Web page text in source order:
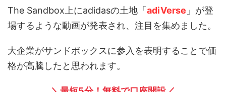
The Sandbox上にadidasの土地「 adiVerse 」が登
場するような動画が発表され、注目を集めました。
大企業がサンドボックスに参入を表明することで価
格が高騰したと思われます。